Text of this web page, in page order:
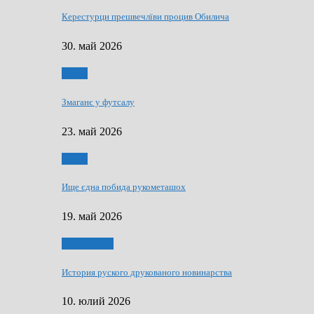
Керестурци прешвечлїви процив Обилича
30. май 2026
Змаганє у футсалу
23. май 2026
Ище єдна побида рукометашох
19. май 2026
История руского друкованого новинарства
10. юлий 2026